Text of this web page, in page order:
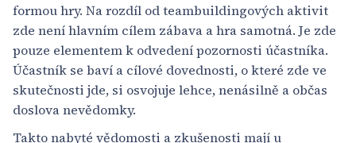
formou hry. Na rozdíl od teambuildingových aktivit
zde není hlavním cílem zábava a hra samotná. Je zde
pouze elementem k odvedení pozornosti účastníka.
Účastník se baví a cílové dovednosti, o které zde ve
skutečnosti jde, si osvojuje lehce, nenásilně a občas
doslova nevědomky.
Takto nabyté vědomosti a zkušenosti mají u